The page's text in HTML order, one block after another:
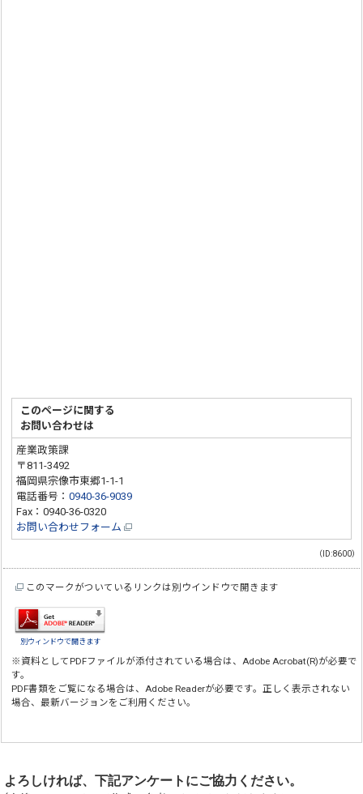
このページに関する
お問い合わせは
産業政策課
〒811-3492
福岡県宗像市東郷1-1-1
電話番号：0940-36-9039
Fax：0940-36-0320
お問い合わせフォーム
（ID:8600）
このマークがついているリンクは別ウインドウで開きます
別ウィンドウで開きます
※資料としてPDFファイルが添付されている場合は、Adobe Acrobat(R)が必要で
す。
PDF書類をご覧になる場合は、Adobe Readerが必要です。正しく表示されない
場合、最新バージョンをご利用ください。